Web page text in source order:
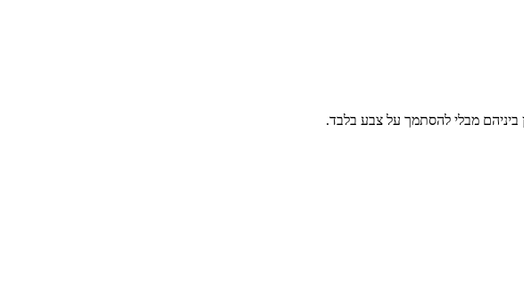
ביניהם מבלי להסתמך על צבע בלבד.